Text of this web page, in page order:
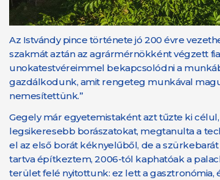
Az Istvándy pince története jó 200 évre
szakmát aztán az agrármérnökként végzett
unokatestvéreimmel bekapcsolódni a
gazdálkodunk, amit rengeteg munkával
nemesítettünk.”
Gegely már egyetemistaként azt tűzte ki
legsikeresebb borászatokat, megtanulta a
el az első borát kéknyelűből, de a
tartva építkeztem, 2006-tól kaphatóak a
terület felé nyitottunk: ez lett a